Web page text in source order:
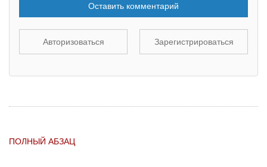
Оставить комментарий
Авторизоваться Зарегистрироваться
ПОЛНЫЙ АБЗАЦ